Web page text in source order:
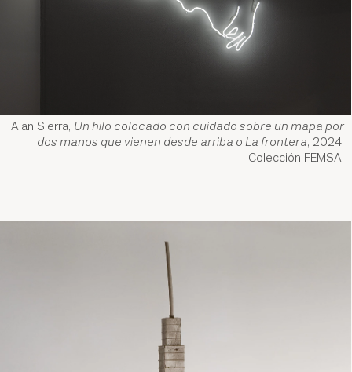
Alan Sierra, Un hilo colocado con cuidado sobre un mapa por
dos manos que vienen desde arriba o La frontera, 2024.
Colección FEMSA.